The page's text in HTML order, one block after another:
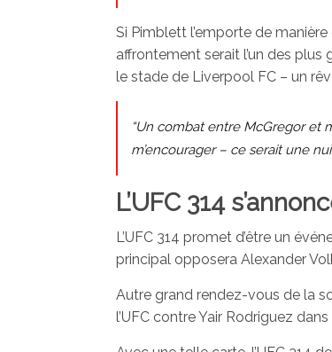
Si Pimblett l’emporte de
affrontement serait l’un des plus
le stade de Liverpool FC – un
“Un combat entre McGregor et
m’encourager – ce serait une
L’UFC 314
L’UFC 314 promet d’être un
principal opposera Alexander
Autre grand rendez-vous de la
l’UFC contre Yair Rodriguez